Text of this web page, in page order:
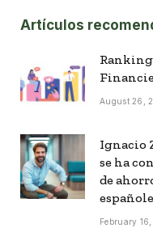
Artículos
Ranking
August 26,
Ignacio
se ha
de
February